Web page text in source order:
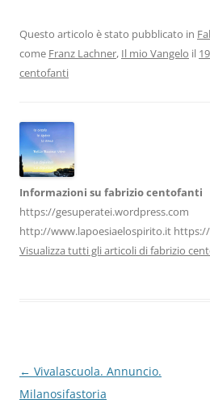
b
o
k
dI
n
A
p
a
m
Questo articolo è stato pubblicato in
come Franz Lachner, Il mio Vangelo il
centofanti
Informazioni su fabrizio centofanti
https://gesuperatei.wordpress.com
http://www.lapoesiaelospirito.it
Visualizza tutti gli articoli di fabrizio
Navigazione
articolo
← Vivalascuola. Annuncio.
Milanosifastoria